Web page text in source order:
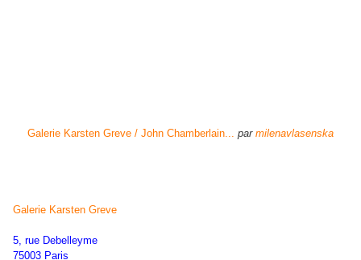
Galerie Karsten Greve / John Chamberlain... par milenavlasenska
Galerie Karsten Greve
5, rue Debelleyme
75003 Paris